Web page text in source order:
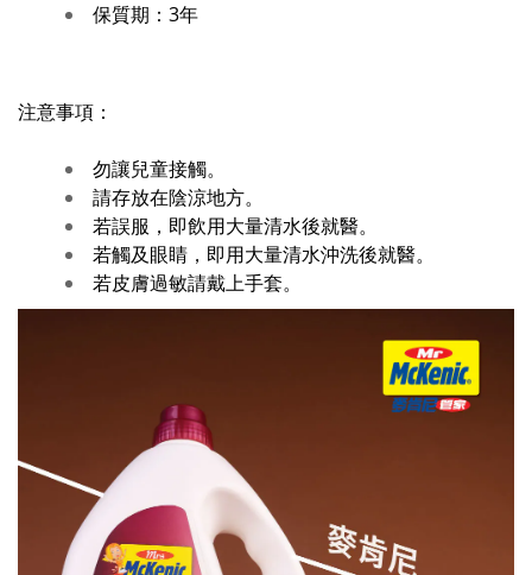
保質期：3年
注意事項：
勿讓兒童接觸。
請存放在陰涼地方。
若誤服，即飲用大量清水後就醫。
若觸及眼睛，即用大量清水沖洗後就醫。
若皮膚過敏請戴上手套。